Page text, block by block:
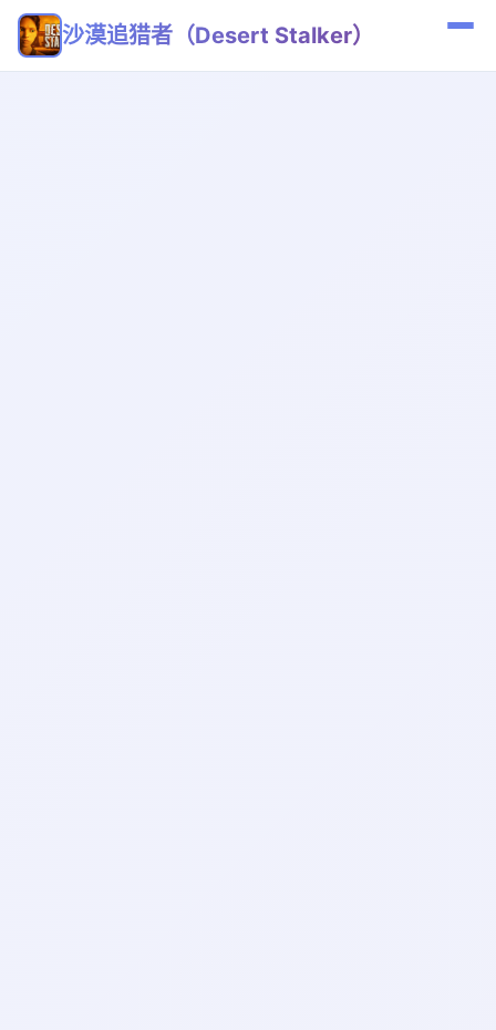
沙漠追猎者（Desert Stalker）